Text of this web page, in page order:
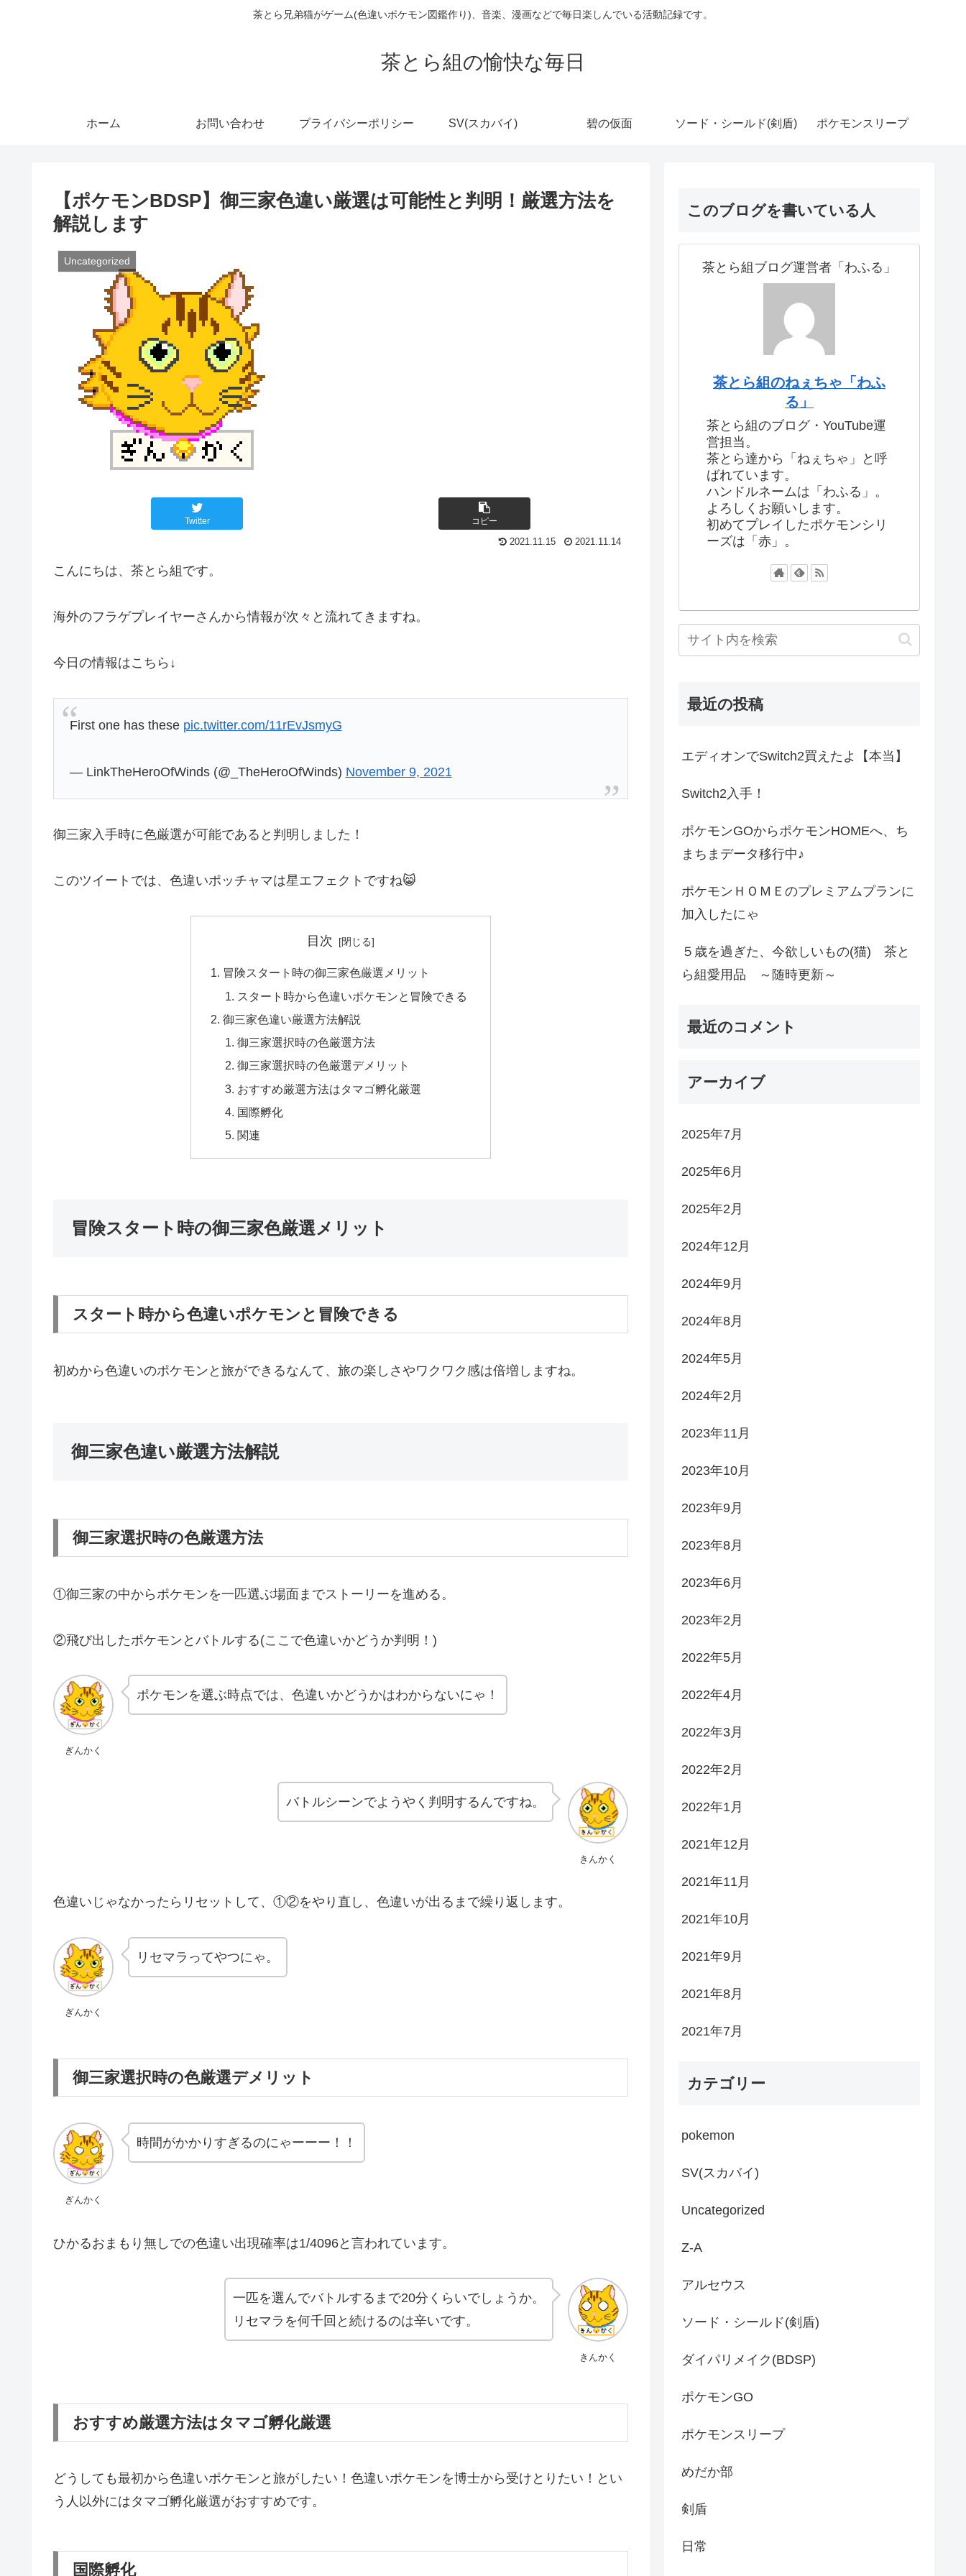
茶とら兄弟猫がゲーム(色違いポケモン図鑑作り)、音楽、漫画などで毎日楽しんでいる活動記録です。
茶とら組の愉快な毎日
ホーム お問い合わせ プライバシーポリシー SV(スカバイ) 碧の仮面 ソード・シールド(剣盾) ポケモンスリープ
【ポケモンBDSP】御三家色違い厳選は可能性と判明！厳選方法を
解説します
Uncategorized
Twitter コピー
2021.11.15 2021.11.14
こんにちは、茶とら組です。
海外のフラゲプレイヤーさんから情報が次々と流れてきますね。
今日の情報はこちら↓
First one has these pic.twitter.com/11rEvJsmyG
— LinkTheHeroOfWinds (@_TheHeroOfWinds) November 9, 2021
御三家入手時に色厳選が可能であると判明しました！
このツイートでは、色違いポッチャマは星エフェクトですね😸
目次
冒険スタート時の御三家色厳選メリット
スタート時から色違いポケモンと冒険できる
御三家色違い厳選方法解説
御三家選択時の色厳選方法
御三家選択時の色厳選デメリット
おすすめ厳選方法はタマゴ孵化厳選
国際孵化
関連
冒険スタート時の御三家色厳選メリット
スタート時から色違いポケモンと冒険できる
初めから色違いのポケモンと旅ができるなんて、旅の楽しさやワクワク感は倍増しますね。
御三家色違い厳選方法解説
御三家選択時の色厳選方法
①御三家の中からポケモンを一匹選ぶ場面までストーリーを進める。
②飛び出したポケモンとバトルする(ここで色違いかどうか判明！)
ぎんかく
ポケモンを選ぶ時点では、色違いかどうかはわからないにゃ！
きんかく
バトルシーンでようやく判明するんですね。
色違いじゃなかったらリセットして、①②をやり直し、色違いが出るまで繰り返します。
ぎんかく
リセマラってやつにゃ。
御三家選択時の色厳選デメリット
ぎんかく
時間がかかりすぎるのにゃーーー！！
ひかるおまもり無しでの色違い出現確率は1/4096と言われています。
きんかく
一匹を選んでバトルするまで20分くらいでしょうか。
リセマラを何千回と続けるのは辛いです。
おすすめ厳選方法はタマゴ孵化厳選
どうしても最初から色違いポケモンと旅がしたい！色違いポケモンを博士から受けとりたい！とい
う人以外にはタマゴ孵化厳選がおすすめです。
国際孵化
このブログを書いている人
茶とら組ブログ運営者「わふる」
茶とら組のねぇちゃ「わふ
る」
茶とら組のブログ・YouTube運
営担当。
茶とら達から「ねぇちゃ」と呼
ばれています。
ハンドルネームは「わふる」。
よろしくお願いします。
初めてプレイしたポケモンシリ
ーズは「赤」。
最近の投稿
エディオンでSwitch2買えたよ【本当】
Switch2入手！
ポケモンGOからポケモンHOMEへ、ち
まちまデータ移行中♪
ポケモンＨＯＭＥのプレミアムプランに
加入したにゃ
５歳を過ぎた、今欲しいもの(猫) 茶と
ら組愛用品 ～随時更新～
最近のコメント
アーカイブ
2025年7月
2025年6月
2025年2月
2024年12月
2024年9月
2024年8月
2024年5月
2024年2月
2023年11月
2023年10月
2023年9月
2023年8月
2023年6月
2023年2月
2022年5月
2022年4月
2022年3月
2022年2月
2022年1月
2021年12月
2021年11月
2021年10月
2021年9月
2021年8月
2021年7月
カテゴリー
pokemon
SV(スカバイ)
Uncategorized
Z-A
アルセウス
ソード・シールド(剣盾)
ダイパリメイク(BDSP)
ポケモンGO
ポケモンスリープ
めだか部
剣盾
日常